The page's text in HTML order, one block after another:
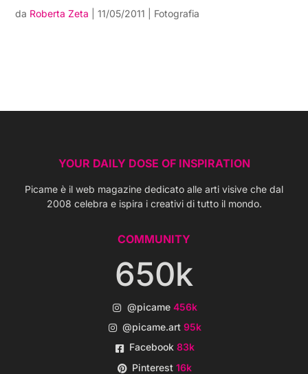
da Roberta Zeta |11/05/2011 Fotografia
YOUR DAILY DOSE OF INSPIRATION
Picame è il web magazine dedicato alle arti visive che dal
2008 celebra e ispira i creativi di tutto il mondo.
COMMUNITY
650k
@picame 456k
@picame.art95k
Facebook83k
Pinterest16k